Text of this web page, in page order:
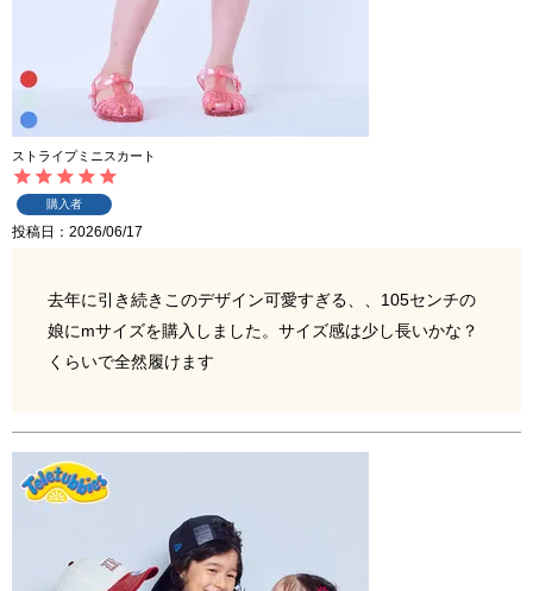
ストライプミニスカート
購入者
投稿日 2026/06/17
去年に引き続きこのデザイン可愛すぎる、、105センチの
娘にmサイズを購入しました。サイズ感は少し長いかな？
くらいで全然履けます